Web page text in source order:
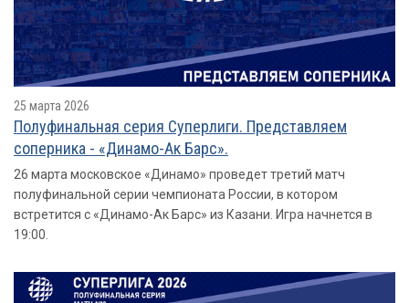
25 марта 2026
Полуфинальная серия Суперлиги. Представляем
соперника - «Динамо-Ак Барс».
26 марта московское «Динамо» проведет третий матч
полуфинальной серии чемпионата России, в котором
встретится с «Динамо-Ак Барс» из Казани. Игра начнется в
19:00.